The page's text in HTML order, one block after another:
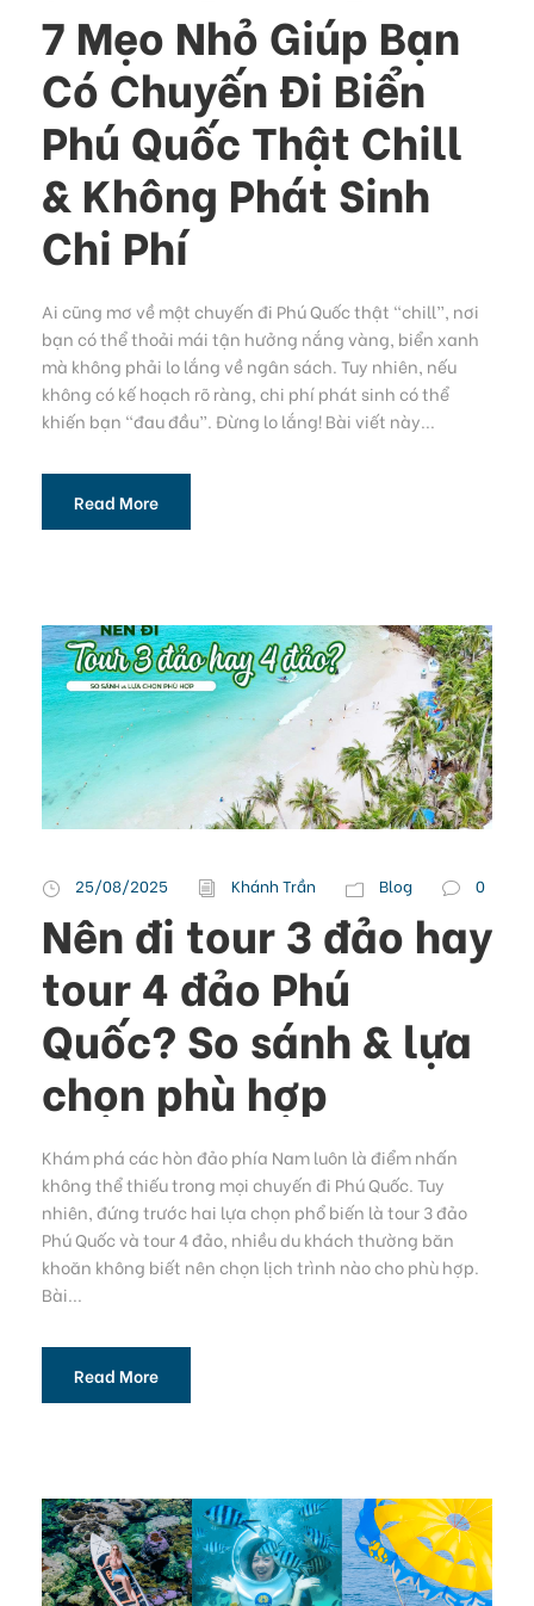
7 Mẹo Nhỏ Giúp Bạn
Có Chuyến Đi Biển
Phú Quốc Thật Chill
& Không Phát Sinh
Chi Phí
Ai cũng mơ về một chuyến đi Phú Quốc thật “chill”, nơi
bạn có thể thoải mái tận hưởng nắng vàng, biển xanh
mà không phải lo lắng về ngân sách. Tuy nhiên, nếu
không có kế hoạch rõ ràng, chi phí phát sinh có thể
khiến bạn “đau đầu”. Đừng lo lắng! Bài viết này...
Read More
25/08/2025 Khánh Trần Blog 0
Nên đi tour 3 đảo hay
tour 4 đảo Phú
Quốc? So sánh & lựa
chọn phù hợp
Khám phá các hòn đảo phía Nam luôn là điểm nhấn
không thể thiếu trong mọi chuyến đi Phú Quốc. Tuy
nhiên, đứng trước hai lựa chọn phổ biến là tour 3 đảo
Phú Quốc và tour 4 đảo, nhiều du khách thường băn
khoăn không biết nên chọn lịch trình nào cho phù hợp.
Bài...
Read More